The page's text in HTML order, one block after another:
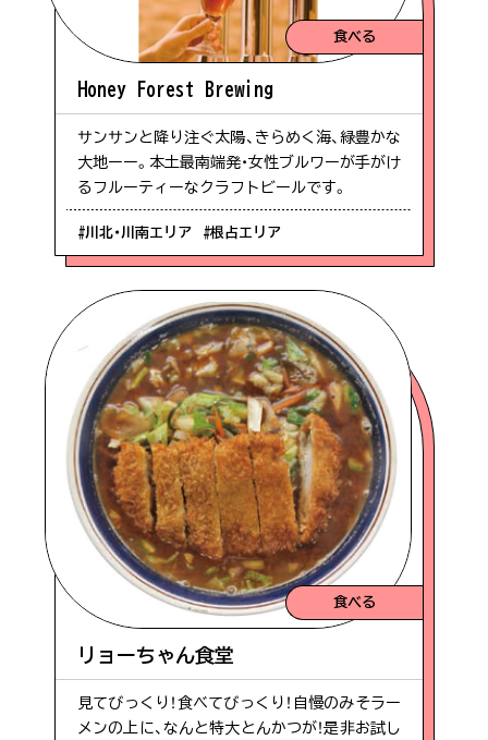
食べる
Honey Forest Brewing
サンサンと降り注ぐ太陽、きらめく海、緑豊かな
大地ーー。本土最南端発・女性ブルワーが手がけ
るフルーティーなクラフトビールです。
#川北・川南エリア #根占エリア
食べる
リョーちゃん食堂
見てびっくり！食べてびっくり！自慢のみそラー
メンの上に、なんと特大とんかつが！是非お試し